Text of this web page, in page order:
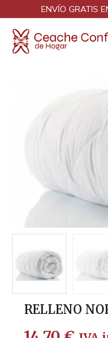
ENVÍO GRATIS
RELLENO